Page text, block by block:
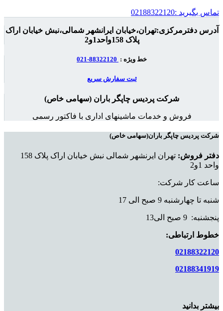
تماس بگیرید :02188322120
آدرس دفترمرکزی:تهران،خیابان ایرانشهر شمالی،نبش خیابان اراک
پلاک 158واحد1و2
خط ویژه :
ثبت سفارش سریع
شرکت پردیس چاپگر باران (سهامی خاص)
فروش و خدمات ماشینهای اداری با فاکتور رسمی
شرکت پردیس چاپگر باران(سهامی خاص)
دفتر فروش:
تهران ایرنشهر شمالی نبش خیابان اراک پلاک 158
واحد 1و2
ساعت کار شرکت:
شنبه تا چهارشنبه 9 صبح الی 17
پنجشنبه: 9 صبح الی13
خطوط ارتباطی:
02188322120
02188341919
بیشتر بدانید